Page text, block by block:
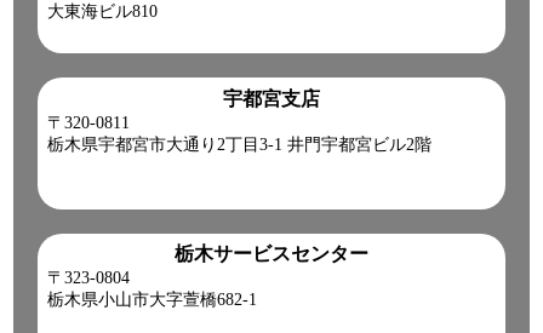
大東海ビル810
宇都宮支店
〒320-0811
栃木県宇都宮市大通り2丁目3-1 井門宇都宮ビル2階
栃木サービスセンター
〒323-0804
栃木県小山市大字萱橋682-1